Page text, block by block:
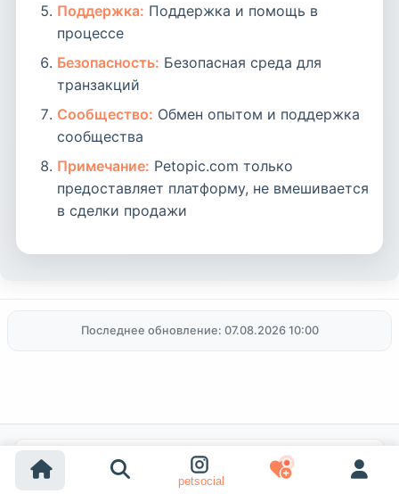
petsocial
Поддержка: Поддержка и помощь в
процессе
Безопасность: Безопасная среда для
транзакций
Сообщество: Обмен опытом и поддержка
сообщества
Примечание: Petopic.com только
предоставляет платформу, не вмешивается
в сделки продажи
Последнее обновление: 07.08.2026 10:00
Популярные поиски